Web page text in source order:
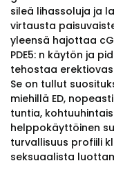
sileä lihassoluja ja
virtausta
yleensä hajottaa
PDE5: n käytön ja
tehostaa
Se on tullut
miehillä ED,
tuntia,
helppokäyttöinen
turvallisuus profiili
seksuaalista